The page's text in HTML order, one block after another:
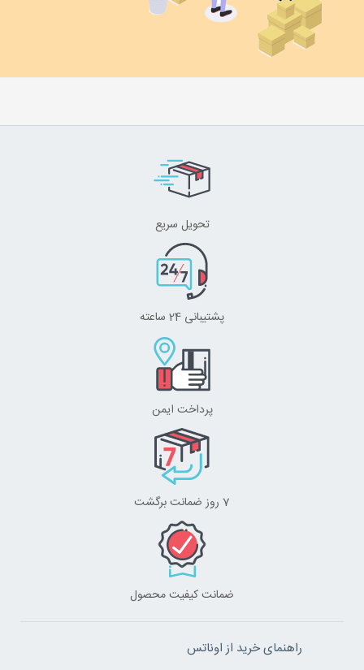
تحویل سریع
پشتیبانی 24 ساعته
پرداخت ایمن
7 روز ضمانت برگشت
ضمانت کیفیت محصول
راهنمای خرید از اوناتس